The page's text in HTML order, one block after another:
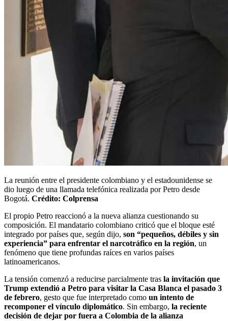
La reunión entre el presidente colombiano y el estadounidense se
dio luego de una llamada telefónica realizada por Petro desde
Bogotá. Crédito: Colprensa
El propio Petro reaccionó a la nueva alianza cuestionando su
composición. El mandatario colombiano criticó que el bloque esté
integrado por países que, según dijo, son “pequeños, débiles y sin
experiencia” para enfrentar el narcotráfico en la región, un
fenómeno que tiene profundas raíces en varios países
latinoamericanos.
La tensión comenzó a reducirse parcialmente tras la invitación que
Trump extendió a Petro para visitar la Casa Blanca el pasado 3
de febrero, gesto que fue interpretado como un intento de
recomponer el vínculo diplomático. Sin embargo, la reciente
decisión de dejar por fuera a Colombia de la alianza